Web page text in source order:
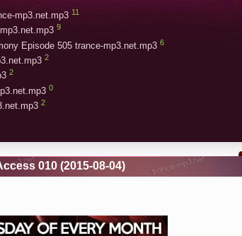
mp3.net.mp3 11
9
Episode 505 trance-mp3.net.mp3 6
2
2
0
2
010 (2015-08-04)